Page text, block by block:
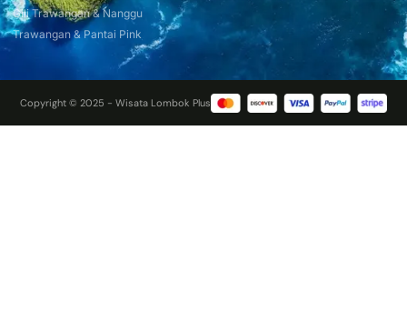
Gili Trawangan & Nanggu
Trawangan & Pantai Pink
Copyright © 2025 - Wisata Lombok Plus